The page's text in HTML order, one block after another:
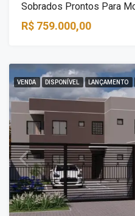
Sobrados Prontos Para
R$ 759.000,00
VENDA DISPONÍVEL LANÇAMENTO